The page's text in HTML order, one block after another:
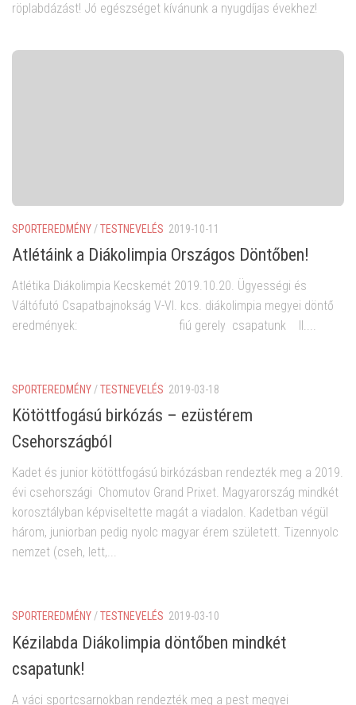
röplabdázást! Jó egészséget kívánunk a nyugdíjas évekhez!
SPORTEREDMÉNY /TESTNEVELÉS 2019-10-11
Atlétáink a Diákolimpia Országos Döntőben!
Atlétika Diákolimpia Kecskemét 2019.10.20. Ügyességi és
Váltófutó Csapatbajnokság V-VI. kcs. diákolimpia megyei döntő
eredmények: fiú gerely csapatunk II....
SPORTEREDMÉNY /TESTNEVELÉS 2019-03-18
Kötöttfogású birkózás – ezüstérem
Csehországból
Kadet és junior kötöttfogású birkózásban rendezték meg a 2019.
évi csehországi Chomutov Grand Prixet. Magyarország mindkét
korosztályban képviseltette magát a viadalon. Kadetban végül
három, juniorban pedig nyolc magyar érem született. Tizennyolc
nemzet (cseh, lett,...
SPORTEREDMÉNY/TESTNEVELÉS 2019-03-10
Kézilabda Diákolimpia döntőben mindkét
csapatunk!
A váci sportcsarnokban rendezték meg a pest megyei